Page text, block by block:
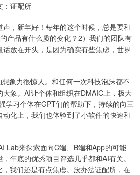
证配所
，新年好！每年的这个时候，总是要和
产品有什么质的变化？2）我们的团队有
放在开头，是因为确实有些焦虑，世界
力很惊人。和任何一次科技泡沫都不
象。AI让个体和组织在DMAIC上，极大
学习个体在GPT们的帮助下，持续的向三
化上，我们也体验到了小软件的快速和
来探索面向C端、B端和App的可能
年底的优秀项目评选几乎都和AI有关。
我们还是有点焦虑。没办法证配所，在